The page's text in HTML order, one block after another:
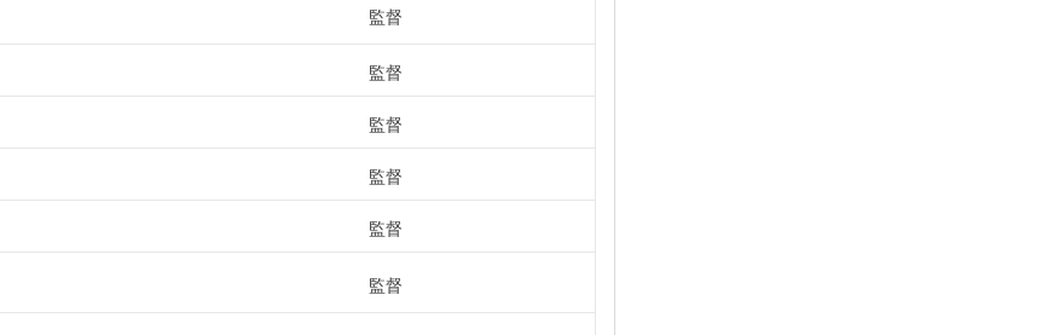
監督
監督
監督
監督
監督
監督